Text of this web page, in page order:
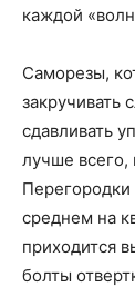
каждой
Саморезы,
сдавливать
лучше всего,
Перегородки
среднем на
приходится
болты